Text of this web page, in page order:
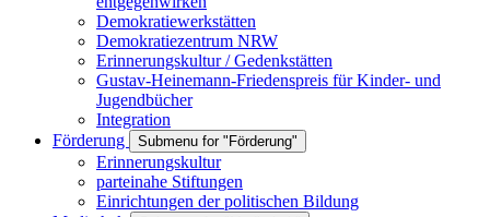
Demokratiewerkstätten
Demokratiezentrum NRW
Erinnerungskultur / Gedenkstätten
Gustav-Heinemann-Friedenspreis für Kinder- und
Jugendbücher
Integration
Förderung
Submenu for "Förderung"
Erinnerungskultur
parteinahe Stiftungen
Einrichtungen der politischen Bildung